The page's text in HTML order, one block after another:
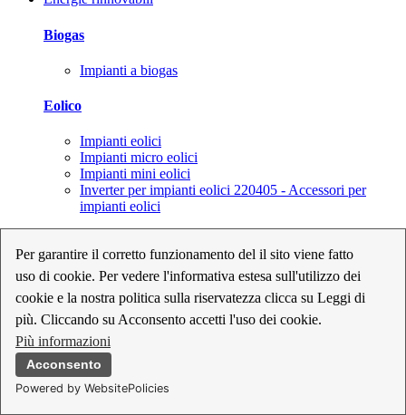
Per garantire il corretto funzionamento del il sito viene fatto
uso di cookie. Per vedere l'informativa estesa sull'utilizzo dei
cookie e la nostra politica sulla riservatezza clicca su Leggi di
più. Cliccando su Acconsento accetti l'uso dei cookie.
Più informazioni
Acconsento
Powered by WebsitePolicies
Biogas
Impianti a biogas
Eolico
Impianti eolici
Impianti micro eolici
Impianti mini eolici
Inverter per impianti eolici 220405 - Accessori per
impianti eolici
Cavi, connettori e sezionatori per impianti fotovoltaici
Inverter per impianti fotovoltaici
Kit per impianti fotovoltaici
Moduli fotovoltaici
Sistemi di monitoraggio per impianti fotovoltaici
Strumenti di collaudo e configurazione per impianti
fotovoltaici
Supporti per impianti fotovoltaici